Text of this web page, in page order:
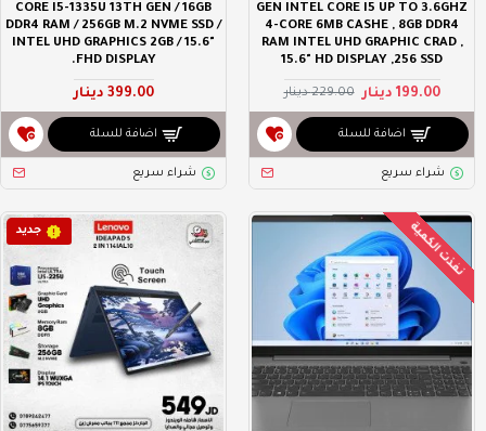
GEN INTEL CORE I5 UP TO 3.6GHZ
4-CORE 6MB CASHE , 8GB DDR4
RAM INTEL UHD GRAPHIC CRAD ,
15.6" HD DISPLAY ,256 SSD
199.00 دينار 229.00 دينار
اضافة للسلة
شراء سريع
CORE I5-1335U 13TH GEN / 16GB
DDR4 RAM / 256GB M.2 NVME SSD /
INTEL UHD GRAPHICS 2GB / 15.6"
FHD DISPLAY.
399.00 دينار
اضافة للسلة
شراء سريع
نفذت الكمية جديد